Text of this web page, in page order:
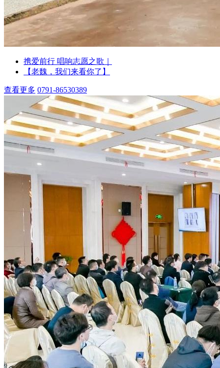
携爱前行 唱响志愿之歌｜
【老魏，我们来看你了】
查看更多 0791-86530389